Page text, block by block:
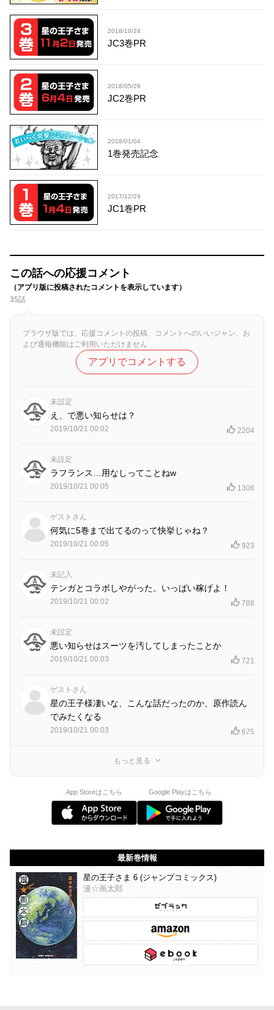
2018/10/24
JC3巻PR
2018/05/29
JC2巻PR
2018/01/04
1巻発売記念
2017/12/29
JC1巻PR
この話への応援コメント
（アプリ版に投稿されたコメントを表示しています）
35話
ブラウザ版では、応援コメントの投稿、コメントへのいいジャン、お
よび通報機能はご利用いただけません
アプリでコメントする
未設定
え、で悪い知らせは？
2019/10/21 00:02 2204
未設定
ラフランス…用なしってことねw
2019/10/21 00:05 1306
ゲストさん
何気に5巻まで出てるのって快挙じゃね？
2019/10/21 00:05 923
未記入
テンガとコラボしやがった。いっぱい稼げよ！
2019/10/21 00:02 788
未設定
悪い知らせはスーツを汚してしまったことか
2019/10/21 00:03 721
ゲストさん
星の王子様凄いな、こんな話だったのか、原作読ん
でみたくなる
2019/10/21 00:03 675
もっと見る
App Storeはこちら Google Playはこちら
最新巻情報
星の王子さま 6 (ジャンプコミックス)
漫☆画太郎